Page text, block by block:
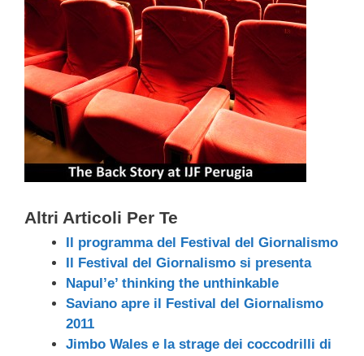
Altri Articoli Per Te
Il programma del Festival del Giornalismo
Il Festival del Giornalismo si presenta
Napul’e’ thinking the unthinkable
Saviano apre il Festival del Giornalismo
2011
Jimbo Wales e la strage dei coccodrilli di